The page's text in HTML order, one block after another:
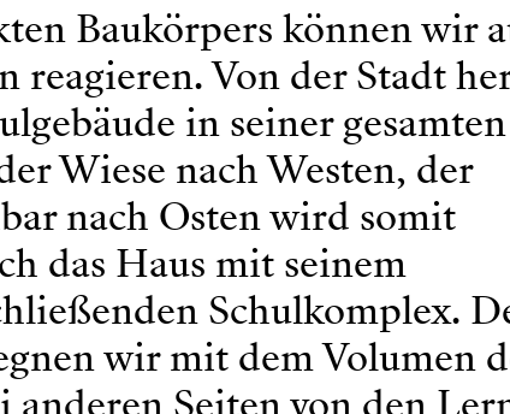
Baukörpers können wir
reagieren. Von der Stadt
in seiner gesamten
Wiese nach Westen, der
nach Osten wird somit
das Haus mit seinem
Schulkomplex.
wir mit dem Volumen